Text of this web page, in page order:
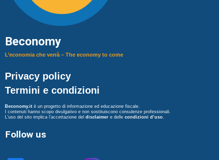
Beconomy
L’economia che verrà – The economy to come
Privacy policy
Termini e condizioni
Beconomy.it è un progetto di informazione ed educazione fiscale.
I contenuti hanno scopo divulgativo e non sostituiscono consulenze professionali.
L’uso del sito implica l’accettazione del disclaimer e delle condizioni d’uso.
Follow us